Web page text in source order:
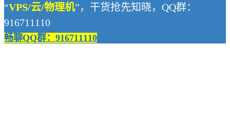
“VPS/云/物理机”，干货抢先知晓，QQ群：
916711110
畅聊QQ群：916711110